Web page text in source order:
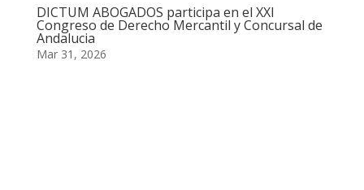
DICTUM ABOGADOS participa en el XXI
Congreso de Derecho Mercantil y Concursal de
Andalucia
Mar 31, 2026